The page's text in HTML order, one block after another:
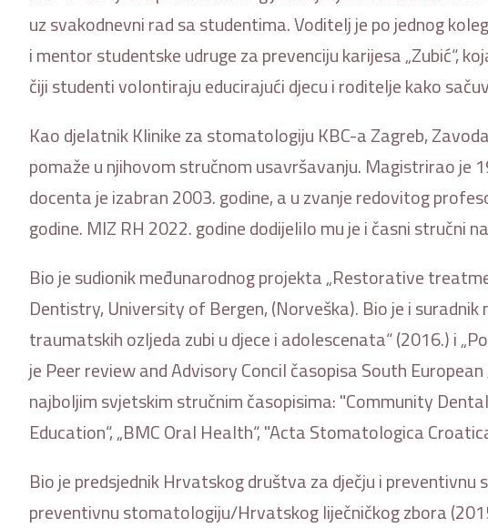
uz svakodnevni rad sa studentima. Voditelj je po jednog
i mentor studentske udruge za prevenciju karijesa „Zubić“,
čiji studenti volontiraju educirajući djecu i roditelje kako
Kao djelatnik Klinike za stomatologiju KBC-a Zagreb,
pomaže u njihovom stručnom usavršavanju. Magistrirao
docenta je izabran 2003. godine, a u zvanje redovitog
godine. MIZ RH 2022. godine dodijelilo mu je i časni stručni
Bio je sudionik međunarodnog projekta „Restorative
Dentistry, University of Bergen, (Norveška). Bio je i
traumatskih ozljeda zubi u djece i adolescenata“ (2016.) i
je Peer review and Advisory Concil časopisa South
najboljim svjetskim stručnim časopisima: "Community
Education“, „BMC Oral Health“, "Acta Stomatologica
Bio je predsjednik Hrvatskog društva za dječju i
preventivnu stomatologiju/Hrvatskog liječničkog zbora